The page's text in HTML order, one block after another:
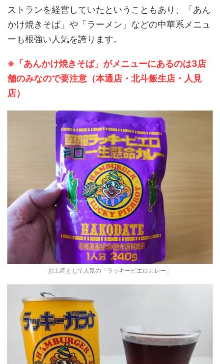
ストランを経営していたということもあり、「あん
かけ焼きそば」や「ラーメン」などの中華系メニュ
ーも根強い人気を誇ります。
※「あんかけ焼きそば」がメニューにあるのは3店
舗のみなので要注意（本通店・北斗飯生店・人見
店）
お土産として人気の「ラッキーピエロカレー」